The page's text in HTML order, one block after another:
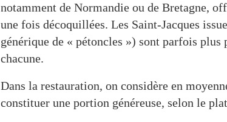
notamment de Normandie ou de Bretagne,
une fois décoquillées. Les Saint-Jacques
générique de « pétoncles ») sont parfois plus
chacune.
Dans la restauration, on considère en
constituer une portion généreuse, selon le